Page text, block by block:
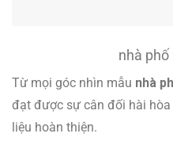
nhà
Từ mọi góc nhìn mẫu nhà
đạt được sự cân đối hài
liệu hoàn thiện.